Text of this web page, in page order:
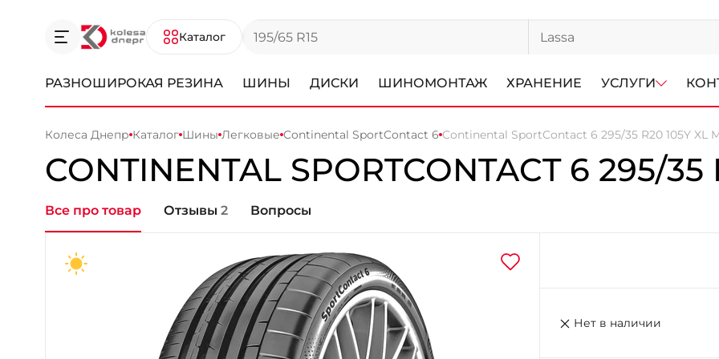
Каталог
РАЗНОШИРОКАЯ РЕЗИНА ШИНЫ ДИСКИ ШИНОМОНТАЖ ХРАНЕНИЕ УСЛУГИ
Колеса Днепр Каталог Шины Легковые Continental SportContact 6 Continental SportContact 6 295/35 R20 105Y XL
CONTINENTAL SPORTCONTACT 6 295/35
Все про товар Отзывы 2 Вопросы
Нет в наличии